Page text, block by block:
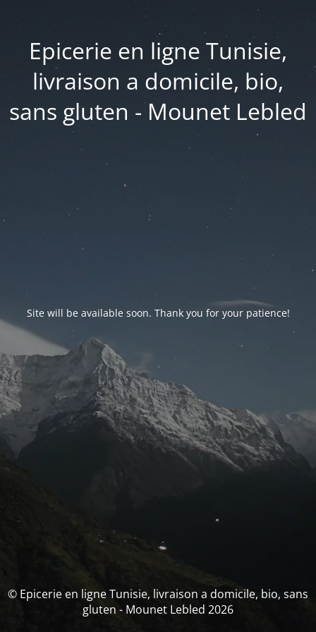
Epicerie en ligne Tunisie,
livraison a domicile, bio,
sans gluten - Mounet Lebled
Site will be available soon. Thank you for your patience!
© Epicerie en ligne Tunisie, livraison a domicile, bio, sans
gluten - Mounet Lebled 2026